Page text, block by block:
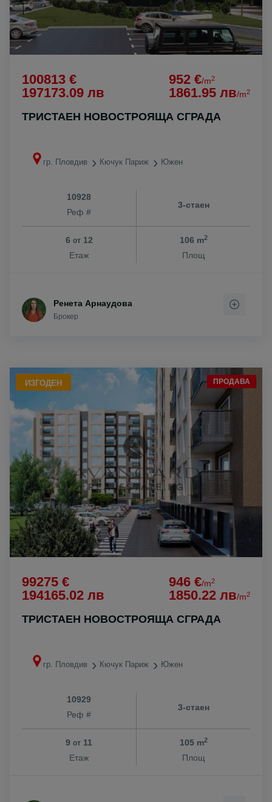
100813 €
197173.09 лв
952 €/m2
1861.95 лв/m2
ТРИСТАЕН НОВОСТРОЯЩА СГРАДА
гр. Пловдив Кючук Париж Южен
10928
Реф #
3-стаен
6 от12
Етаж
106 m2
Площ
Ренета Арнаудова
Брокер
ПРОДАВА
ИЗГОДЕН
99275 €
194165.02 лв
946 €/m2
1850.22 лв/m2
ТРИСТАЕН НОВОСТРОЯЩА СГРАДА
гр. Пловдив Кючук Париж Южен
10929
Реф #
3-стаен
9 от 11
Етаж
105 m2
Площ